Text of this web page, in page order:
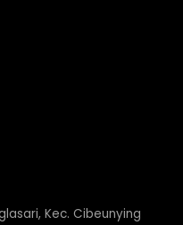
Kec. Cibeunying